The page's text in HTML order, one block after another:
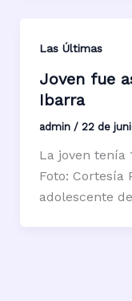
Las Últimas
Joven fue
Ibarra
admin / 22 de
La joven tenía
Foto: Cortesía
adolescente